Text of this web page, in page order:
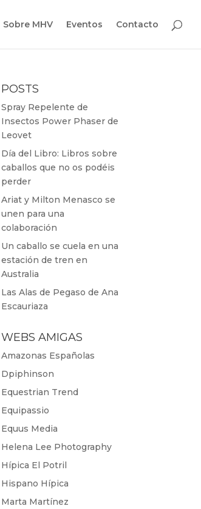
Sobre MHV Eventos Contacto
POSTS
Spray Repelente de
Insectos Power Phaser de
Leovet
Día del Libro: Libros sobre
caballos que no os podéis
perder
Ariat y Milton Menasco se
unen para una
colaboración
Un caballo se cuela en una
estación de tren en
Australia
Las Alas de Pegaso de Ana
Escauriaza
WEBS AMIGAS
Amazonas Españolas
Dpiphinson
Equestrian Trend
Equipassio
Equus Media
Helena Lee Photography
Hípica El Potril
Hispano Hípica
Marta Martínez